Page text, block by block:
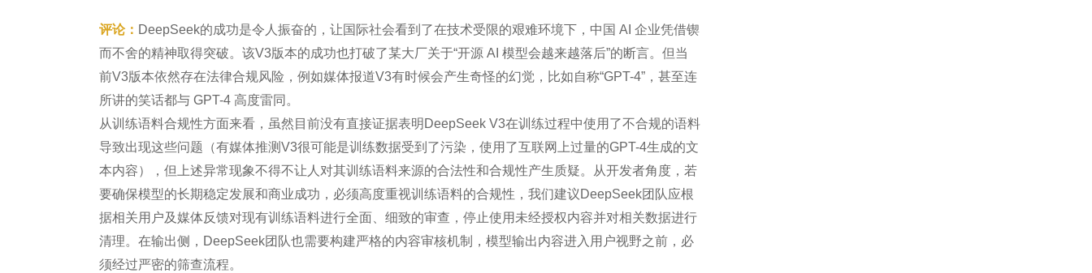
评论： DeepSeek的成功是令人振奋的，让国际社会看到了在技术受限的艰难环境下，中国 AI 企业凭借锲
而不舍的精神取得突破。该V3版本的成功也打破了某大厂关于“开源 AI 模型会越来越落后”的断言。但当
前V3版本依然存在法律合规风险，例如媒体报道V3有时候会产生奇怪的幻觉，比如自称“GPT-4”，甚至连
所讲的笑话都与 GPT-4 高度雷同。
从训练语料合规性方面来看，虽然目前没有直接证据表明DeepSeek V3在训练过程中使用了不合规的语料
导致出现这些问题（有媒体推测V3很可能是训练数据受到了污染，使用了互联网上过量的GPT-4生成的文
本内容），但上述异常现象不得不让人对其训练语料来源的合法性和合规性产生质疑。从开发者角度，若
要确保模型的长期稳定发展和商业成功，必须高度重视训练语料的合规性，我们建议DeepSeek团队应根
据相关用户及媒体反馈对现有训练语料进行全面、细致的审查，停止使用未经授权内容并对相关数据进行
清理。在输出侧，DeepSeek团队也需要构建严格的内容审核机制，模型输出内容进入用户视野之前，必
须经过严密的筛查流程。